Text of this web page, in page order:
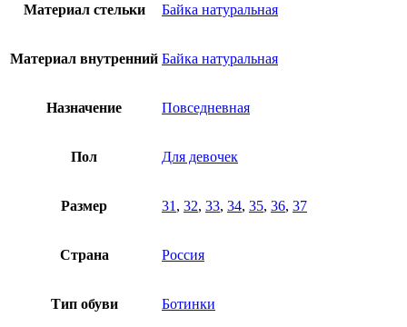
Материал стельки Байка натуральная
Материал внутренний Байка натуральная
Назначение Повседневная
Пол Для девочек
Размер 31 , 32, 33, 34, 35, 36, 37
Страна Россия
Тип обуви Ботинки